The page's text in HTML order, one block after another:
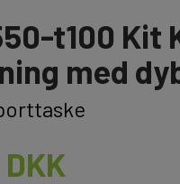
t100 Kit
med